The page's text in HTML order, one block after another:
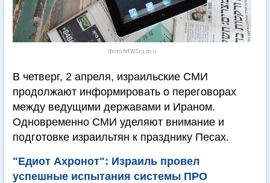
Фото NEWSru.co.il
В четверг, 2 апреля, израильские СМИ
продолжают информировать о переговорах
между ведущими державами и Ираном.
Одновременно СМИ уделяют внимание и
подготовке израильтян к празднику Песах.
"Едиот Ахронот": Израиль провел
успешные испытания системы ПРО